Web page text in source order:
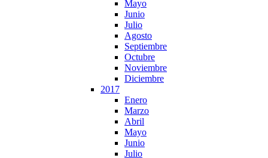
Mayo
Junio
Julio
Agosto
Septiembre
Octubre
Noviembre
Diciembre
2017
Enero
Marzo
Abril
Mayo
Junio
Julio